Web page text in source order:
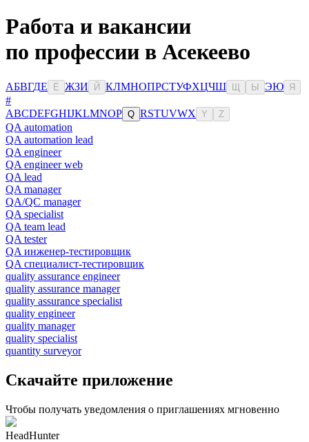
Работа и вакансии
по профессии в Асекеево
АБВГДЕ Ё ЖЗИ Й КЛМНОПРСТУФХЦЧШ Ы ЭЮ Я
#
ABCDEFGHIJKLMNOP Q RSTUVWX Y Z
QA automation
QA automation lead
QA engineer
QA engineer web
QA lead
QA manager
QA/QC manager
QA specialist
QA team lead
QA tester
QA инженер-тестировщик
QA специалист-тестировщик
quality assurance engineer
quality assurance manager
quality assurance specialist
quality engineer
quality manager
quality specialist
quantity surveyor
Скачайте приложение
Чтобы получать уведомления о приглашениях мгновенно
HeadHunter